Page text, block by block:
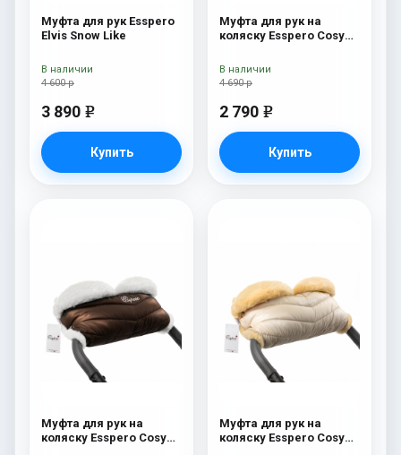
Муфта для рук Esspero
Elvis Snow Like
4 600 р
3 890 e
Купить
В наличии
Муфта для рук на
коляску Esspero Cosy
4 690 р
2 790 e
Купить
В наличии
Муфта для рук на
коляску Esspero Cosy
Муфта для рук на
коляску Esspero Cosy